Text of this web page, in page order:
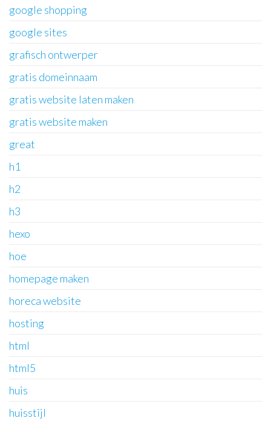
google shopping
google sites
grafisch ontwerper
gratis domeinnaam
gratis website laten maken
gratis website maken
great
h1
h2
h3
hexo
hoe
homepage maken
horeca website
hosting
html
html5
huis
huisstijl